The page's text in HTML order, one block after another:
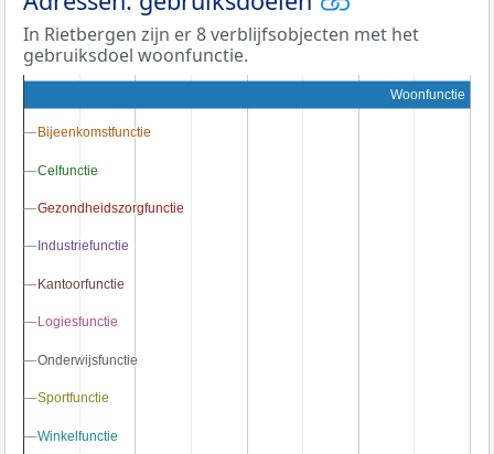
In Rietbergen zijn er 8 verblijfsobjecten met het
gebruiksdoel woonfunctie.
Woonfunctie
Bijeenkomstfunctie
Bijeenkomstfunctie
Celfunctie
Celfunctie
Gezondheidszorgfunctie
Gezondheidszorgfunctie
Industriefunctie
Industriefunctie
Kantoorfunctie
Kantoorfunctie
Logiesfunctie
Logiesfunctie
Onderwijsfunctie
Onderwijsfunctie
Sportfunctie
Sportfunctie
Winkelfunctie
Winkelfunctie